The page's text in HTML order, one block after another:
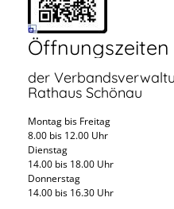
Öffnungszeiten
der
Rathaus Schönau
Montag bis Freitag
8.00 bis 12.00 Uhr
Dienstag
14.00 bis 18.00 Uhr
Donnerstag
14.00 bis 16.30 Uhr